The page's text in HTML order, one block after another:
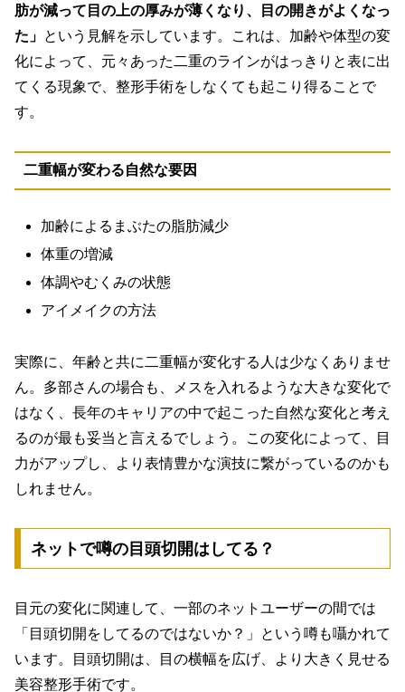
肪が減って目の上の厚みが薄くなり、目の開きがよくなっ
た」 という見解を示しています。これは、加齢や体型の変
化によって、元々あった二重のラインがはっきりと表に出
てくる現象で、整形手術をしなくても起こり得ることで
す。
二重幅が変わる自然な要因
加齢によるまぶたの脂肪減少
体重の増減
体調やむくみの状態
アイメイクの方法
実際に、年齢と共に二重幅が変化する人は少なくありませ
ん。 多部さんの場合も、メスを入れるような大きな変化で
はなく、長年のキャリアの中で起こった自然な変化と考え
るのが最も妥当と言えるでしょう。この変化によって、目
力がアップし、より表情豊かな演技に繋がっているのかも
しれません。
ネットで噂の目頭切開はしてる？
目元の変化に関連して、一部のネットユーザーの間では
「目頭切開をしてるのではないか？」という噂も囁かれて
います。目頭切開は、目の横幅を広げ、より大きく見せる
美容整形手術です。